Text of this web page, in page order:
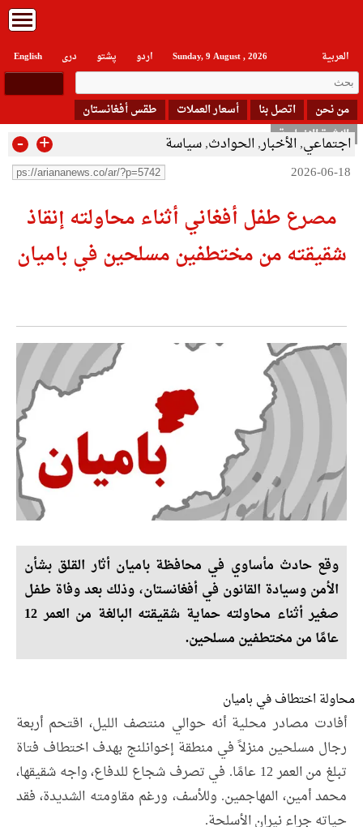
English دری پشتو العربیة اردو Sunday, 9 August , 2026
من نحن اتصل بنا أسعار العملات
طقس أفغانستان
النشرة الإخبارية
اجتماعي,الأخبار,الحوادث,سياسة - +
2026-06-18
مصرع طفل أفغاني أثناء محاولته إنقاذ
شقيقته من مختطفين مسلحين في باميان
وقع حادث مأساوي في محافظة باميان أثار القلق بشأن
الأمن وسيادة القانون في أفغانستان، وذلك بعد وفاة طفل
صغير أثناء محاولته حماية شقيقته البالغة من العمر 12
عامًا من مختطفين مسلحين.
محاولة اختطاف في باميان
أفادت مصادر محلية أنه حوالي منتصف الليل، اقتحم أربعة
رجال مسلحين منزلاً في منطقة إخوانلنج بهدف اختطاف فتاة
تبلغ من العمر 12 عامًا. في تصرف شجاع للدفاع، واجه شقيقها،
محمد أمين، المهاجمين. وللأسف، ورغم مقاومته الشديدة، فقد
حياته جراء نيران الأسلحة.